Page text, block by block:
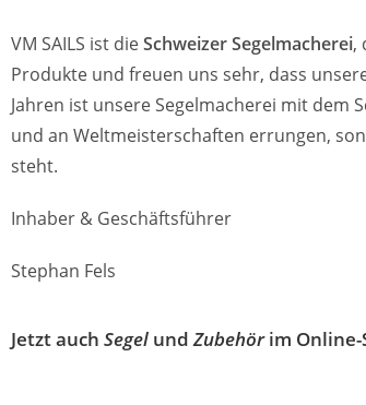
VM SAILS ist dieSchweizer Segelmacherei,
Produkte und freuen uns sehr, dass
Jahren ist unsere Segelmacherei mit dem
und an Weltmeisterschaften errungen,
steht.
Inhaber & Geschäftsführer
Stephan Fels
Jetzt auch Segel undZubehörim Online-